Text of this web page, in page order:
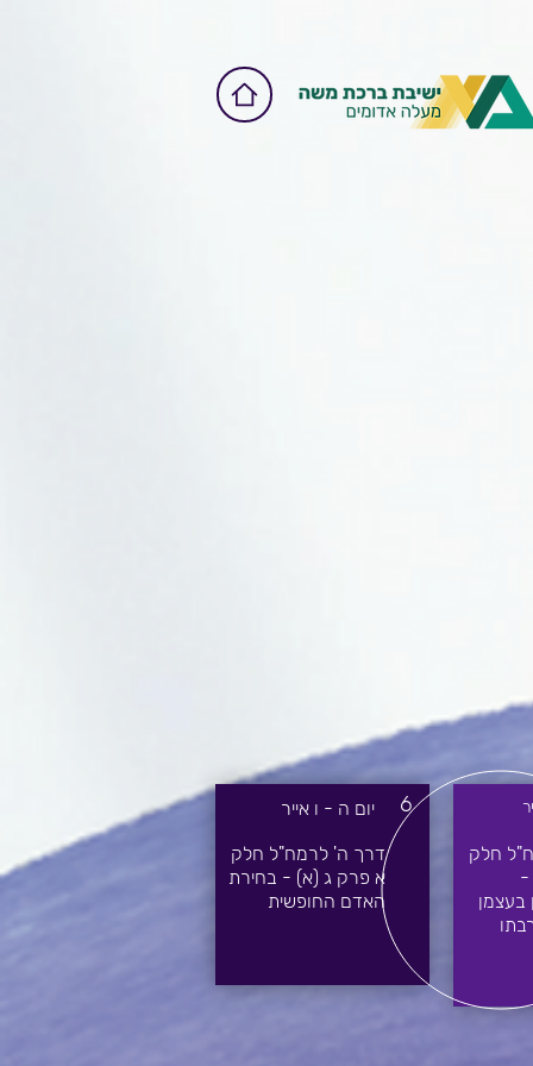
חלק
-
בעצמן
יום ה - ו אייר 6
דרך ה' לרמח"ל חלק
א פרק ג (א) - בחירת
האדם החופשית